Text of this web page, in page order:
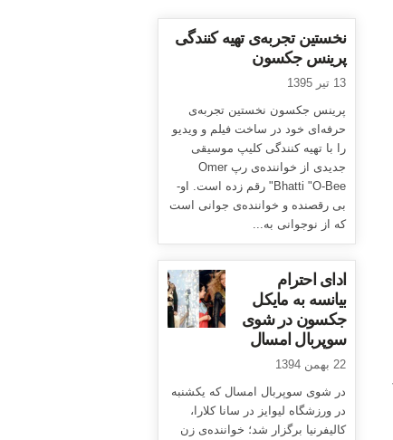
نخستین تجربه‌ی تهیه کنندگی
پرینس جکسون
13 تیر 1395
پرینس جکسون نخستین تجربه‌ی
حرفه‌ای خود در ساخت فیلم و ویدیو
را با تهیه کنندگی کلیپ موسیقی
جدیدی از خواننده‌ی رپ Omer
Bhatti "O-Bee" رقم زده است. او-
بی رقصنده و خواننده‌ی جوانی است
که از نوجوانی به...
ادای احترام
بیانسه به مایکل
جکسون در شوی
سوپربال امسال
22 بهمن 1394
در شوی سوپربال امسال که یکشنبه
در ورزشگاه لیوایز در سانا کلارا،
کالیفرنیا برگزار شد؛ خواننده‌ی زن